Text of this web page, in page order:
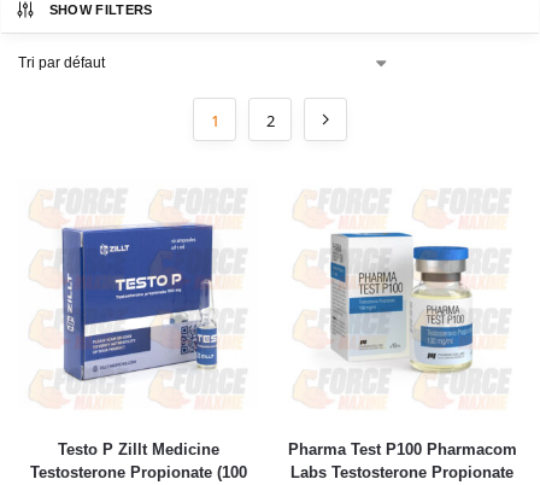
SHOW FILTERS
1 2
Testo P Zillt Medicine
Testosterone Propionate (100
Pharma Test P100 Pharmacom
Labs Testosterone Propionate